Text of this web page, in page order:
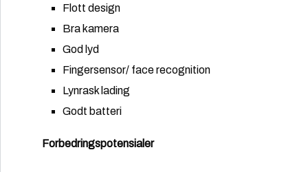
Flott design
Bra kamera
God lyd
Fingersensor/ face recognition
Lynrask lading
Godt batteri
Forbedringspotensialer